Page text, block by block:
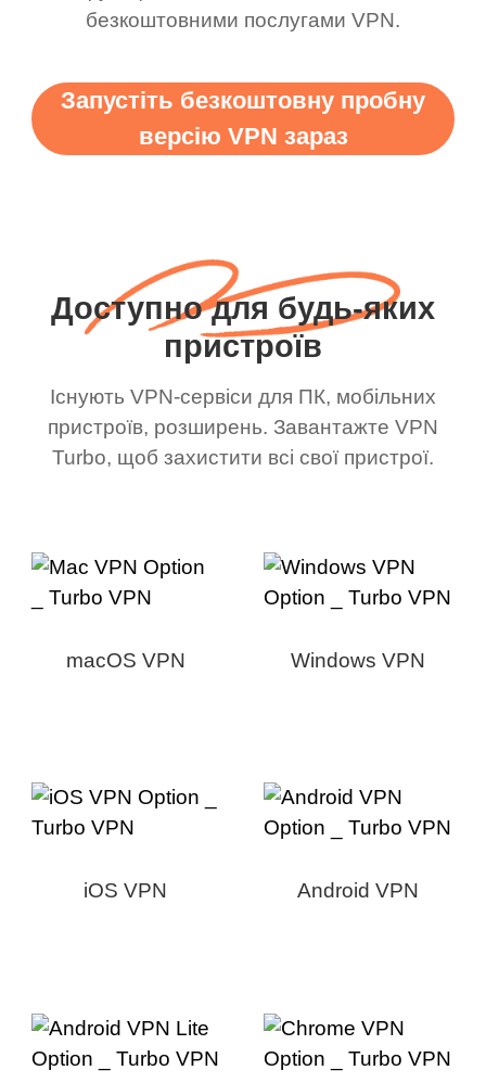
безкоштовними послугами VPN.
Запустіть безкоштовну пробну
версію VPN зараз
Доступно для будь-яких
пристроїв
Існують VPN-сервіси для ПК, мобільних
пристроїв, розширень. Завантажте VPN
Turbo, щоб захистити всі свої пристрої.
macOS VPN Windows VPN
iOS VPN Android VPN